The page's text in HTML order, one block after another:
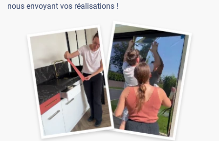
nous envoyant vos réalisations !